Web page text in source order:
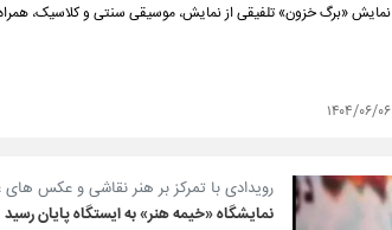
نمایش «برگ خزون» تلفیقی از نمایش، موسیقی سنتی و کلاسیک،
۱۴۰۴/۰۶/۰۶
رویدادی با تمرکز بر هنر نقاشی و عکس های
نمایشگاه «خیمه هنر» به ایستگاه پایان رسید